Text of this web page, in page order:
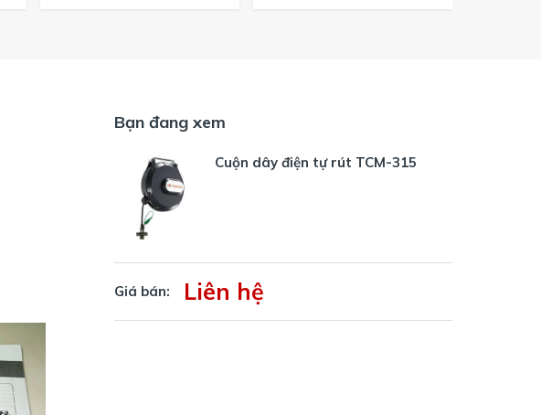
Bạn đang xem
Cuộn dây điện tự rút TCM-315
Giá bán: Liên hệ